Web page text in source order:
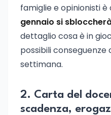
famiglie e opinionisti è
gennaio si
dettaglio cosa è in
possibili conseguenze
settimana.
2. Carta del
scadenza,